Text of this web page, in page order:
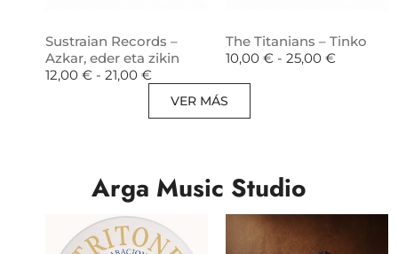
Sustraian Records –
Azkar, eder eta zikin
12,00 € - 21,00 €
The Titanians – Tinko
10,00 € - 25,00 €
VER MÁS
Arga Music Studio